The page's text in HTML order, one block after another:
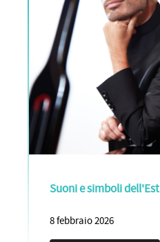
Suoni e simboli dell'Est
8 febbraio 2026